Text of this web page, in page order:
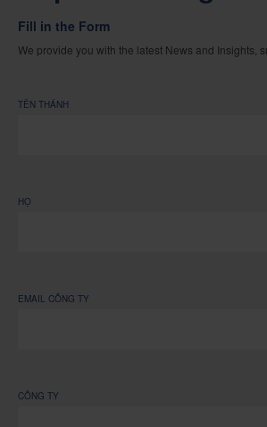
Fill in the Form
We provide you with the latest News and Insights,
TÊN THÁNH
HỌ
EMAIL CÔNG TY
CÔNG TY